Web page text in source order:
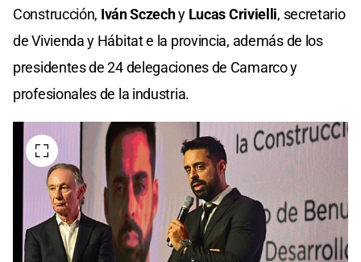
Construcción, Iván Sczechy Lucas Crivielli, secretario
de Vivienda y Hábitat e la provincia, además de los
presidentes de 24 delegaciones de Camarco y
profesionales de la industria.